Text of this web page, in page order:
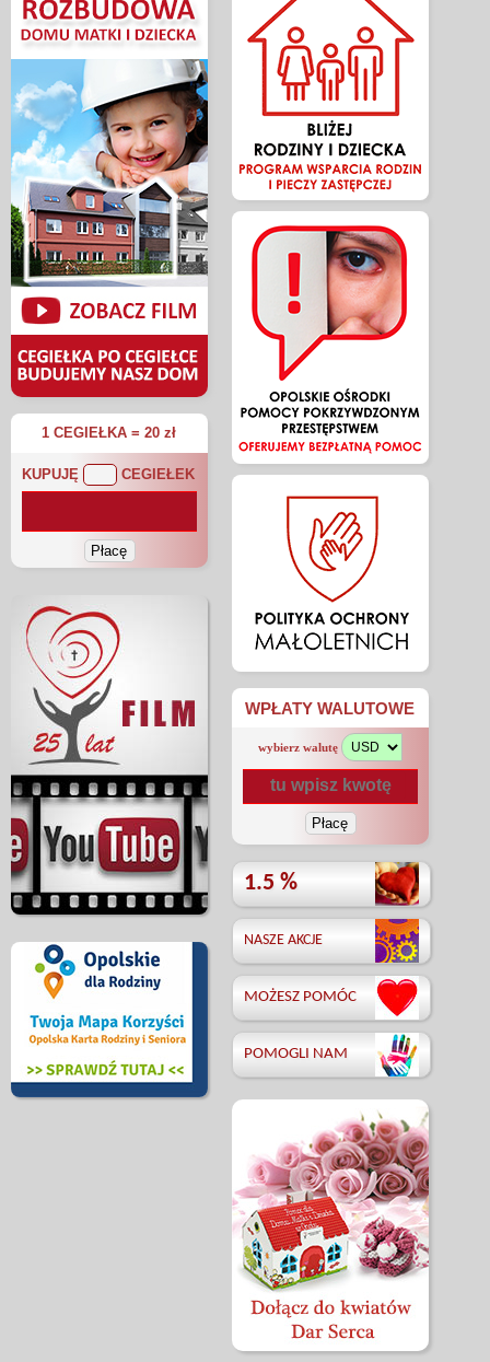
1 CEGIEŁKA = 20 zł
KUPUJĘ CEGIEŁEK
WPŁATY WALUTOWE
wybierz walutę
1.5 %
NASZE AKCJE
MOŻESZ POMÓC
POMOGLI NAM